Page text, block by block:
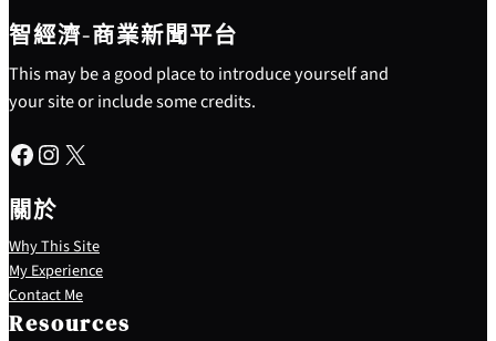
智經濟-商業新聞平台
This may be a good place to introduce yourself and
your site or include some credits.
Facebook Instagram X
關於
Why This Site
My Experience
Contact Me
Resources